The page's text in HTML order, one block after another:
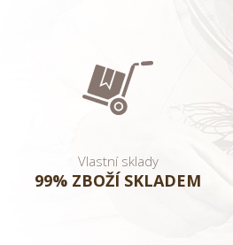
Vlastní sklady
99% ZBOŽÍ SKLADEM